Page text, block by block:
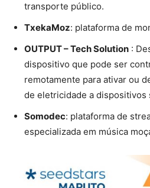
transporte público.
TxekaMoz: plataforma de
OUTPUT – Tech Solution :
dispositivo que pode ser
remotamente para ativar ou
de eletricidade a dispositivos
Somodec: plataforma de
especializada em música